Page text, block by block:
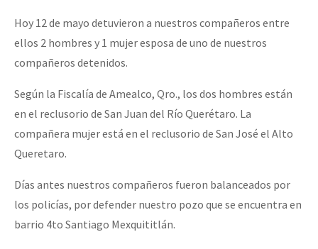
Hoy 12 de mayo detuvieron a nuestros compañeros entre
ellos 2 hombres y 1 mujer esposa de uno de nuestros
compañeros detenidos.
Según la Fiscalía de Amealco, Qro., los dos hombres están
en el reclusorio de San Juan del Río Querétaro. La
compañera mujer está en el reclusorio de San José el Alto
Queretaro.
Días antes nuestros compañeros fueron balanceados por
los policías, por defender nuestro pozo que se encuentra en
barrio 4to Santiago Mexquititlán.